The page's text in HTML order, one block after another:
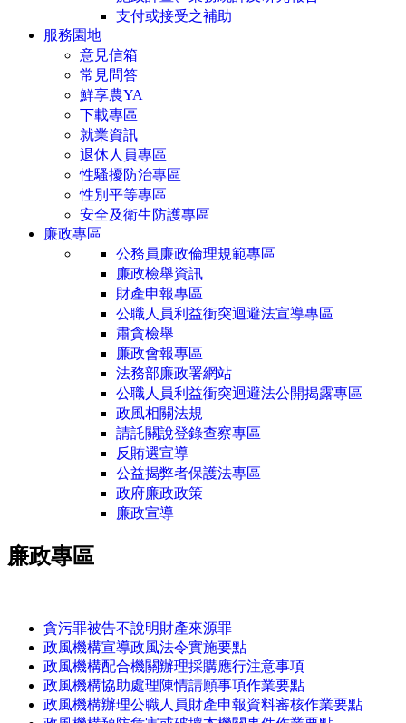
支付或接受之補助
服務園地
意見信箱
常見問答
鮮享農YA
下載專區
就業資訊
退休人員專區
性騷擾防治專區
性別平等專區
安全及衛生防護專區
廉政專區
公務員廉政倫理規範專區
廉政檢舉資訊
財產申報專區
公職人員利益衝突迴避法宣導專區
肅貪檢舉
廉政會報專區
法務部廉政署網站
公職人員利益衝突迴避法公開揭露專區
政風相關法規
請託關說登錄查察專區
反賄選宣導
公益揭弊者保護法專區
政府廉政政策
廉政宣導
廉政專區
貪污罪被告不說明財產來源罪
政風機構宣導政風法令實施要點
政風機構配合機關辦理採購應行注意事項
政風機構協助處理陳情請願事項作業要點
政風機構辦理公職人員財產申報資料審核作業要點